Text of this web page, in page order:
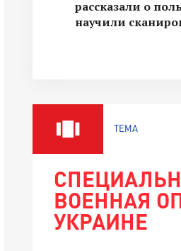
рассказали о
научили
ТЕМА
ВОЕННАЯ
УКРАИНЕ